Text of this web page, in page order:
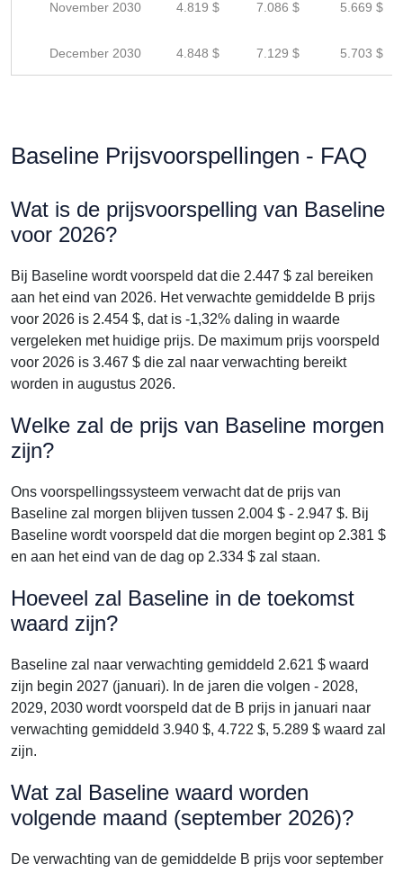
November 2030 4.819 $ 7.086 $ 5.669 $
December 2030 4.848 $ 7.129 $ 5.703 $
Baseline Prijsvoorspellingen - FAQ
Wat is de prijsvoorspelling van Baseline
voor 2026?
Bij Baseline wordt voorspeld dat die 2.447 $ zal bereiken
aan het eind van 2026. Het verwachte gemiddelde B prijs
voor 2026 is 2.454 $, dat is -1,32% daling in waarde
vergeleken met huidige prijs. De maximum prijs voorspeld
voor 2026 is 3.467 $ die zal naar verwachting bereikt
worden in augustus 2026.
Welke zal de prijs van Baseline morgen
zijn?
Ons voorspellingssysteem verwacht dat de prijs van
Baseline zal morgen blijven tussen 2.004 $ - 2.947 $. Bij
Baseline wordt voorspeld dat die morgen begint op 2.381 $
en aan het eind van de dag op 2.334 $ zal staan.
Hoeveel zal Baseline in de toekomst
waard zijn?
Baseline zal naar verwachting gemiddeld 2.621 $ waard
zijn begin 2027 (januari). In de jaren die volgen - 2028,
2029, 2030 wordt voorspeld dat de B prijs in januari naar
verwachting gemiddeld 3.940 $, 4.722 $, 5.289 $ waard zal
zijn.
Wat zal Baseline waard worden
volgende maand (september 2026)?
De verwachting van de gemiddelde B prijs voor september